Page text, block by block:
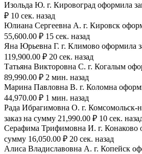
Изольда Ю. г. Кировоград оформила
₽ 10 сек. назад
Юлиана Сергеевна А. г. Кировск
55,600.00 ₽ 15 сек. назад
Яна Юрьевна Г. г. Климово оформила
119,900.00 ₽ 20 сек. назад
Татьяна Викторовна С. г. Когалым
89,990.00 ₽ 2 мин. назад
Марина Павловна В. г. Коломна
44,970.00 ₽ 1 мин. назад
Рада Ибрагимовна О. г. Комсомольск-
заказ на сумму 21,990.00 ₽ 10 сек.
Серафима Трифимовна И. г. Конаково
сумму 16,050.00 ₽ 20 сек. назад
Алиса Владиславовна А. г. Копейск